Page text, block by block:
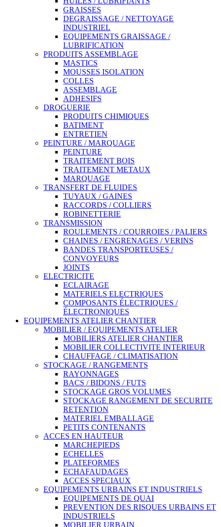
GRAISSES
DEGRAISSAGE / NETTOYAGE
INDUSTRIEL
EQUIPEMENTS GRAISSAGE /
LUBRIFICATION
PRODUITS ASSEMBLAGE
MASTICS
MOUSSES ISOLATION
COLLES
ASSEMBLAGE
ADHESIFS
DROGUERIE
PRODUITS CHIMIQUES
BATIMENT
ENTRETIEN
PEINTURE / MARQUAGE
PEINTURE
TRAITEMENT BOIS
TRAITEMENT METAUX
MARQUAGE
TRANSFERT DE FLUIDES
TUYAUX / GAINES
RACCORDS / COLLIERS
ROBINETTERIE
TRANSMISSION
ROULEMENTS / COURROIES / PALIERS
CHAINES / ENGRENAGES / VERINS
BANDES TRANSPORTEUSES /
CONVOYEURS
JOINTS
ELECTRICITE
ECLAIRAGE
MATERIELS ELECTRIQUES
COMPOSANTS ÉLECTRIQUES /
ÉLECTRONIQUES
EQUIPEMENTS ATELIER CHANTIER
MOBILIER / EQUIPEMENTS ATELIER
MOBILIERS ATELIER CHANTIER
MOBILIER COLLECTIVITE INTERIEUR
CHAUFFAGE / CLIMATISATION
STOCKAGE / RANGEMENTS
RAYONNAGES
BACS / BIDONS / FUTS
STOCKAGE GROS VOLUMES
STOCKAGE RANGEMENT DE SECURITE
RETENTION
MATERIEL EMBALLAGE
PETITS CONTENANTS
ACCES EN HAUTEUR
MARCHEPIEDS
ECHELLES
PLATEFORMES
ECHAFAUDAGES
ACCES SPECIAUX
EQUIPEMENTS URBAINS ET INDUSTRIELS
EQUIPEMENTS DE QUAI
PREVENTION DES RISQUES URBAINS ET
INDUSTRIELS
MOBILIER URBAIN